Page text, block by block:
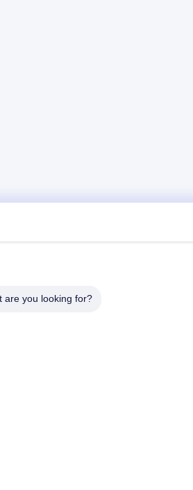
are you looking for?